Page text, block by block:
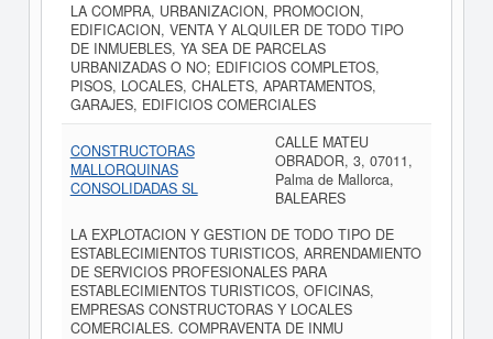
LA COMPRA, URBANIZACION, PROMOCION,
EDIFICACION, VENTA Y ALQUILER DE TODO TIPO
DE INMUEBLES, YA SEA DE PARCELAS
URBANIZADAS O NO; EDIFICIOS COMPLETOS,
PISOS, LOCALES, CHALETS, APARTAMENTOS,
GARAJES, EDIFICIOS COMERCIALES
CONSTRUCTORAS
MALLORQUINAS
CONSOLIDADAS SL
CALLE MATEU
OBRADOR, 3, 07011,
Palma de Mallorca,
BALEARES
LA EXPLOTACION Y GESTION DE TODO TIPO DE
ESTABLECIMIENTOS TURISTICOS, ARRENDAMIENTO
DE SERVICIOS PROFESIONALES PARA
ESTABLECIMIENTOS TURISTICOS, OFICINAS,
EMPRESAS CONSTRUCTORAS Y LOCALES
COMERCIALES. COMPRAVENTA DE INMU